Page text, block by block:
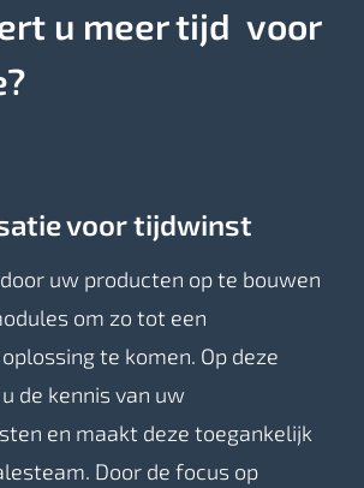
u meer tijd voor
voor tijdwinst
uw producten op te bouwen
om zo tot een
te komen. Op deze
de kennis van uw
en maakt deze toegankelijk
Door de focus op